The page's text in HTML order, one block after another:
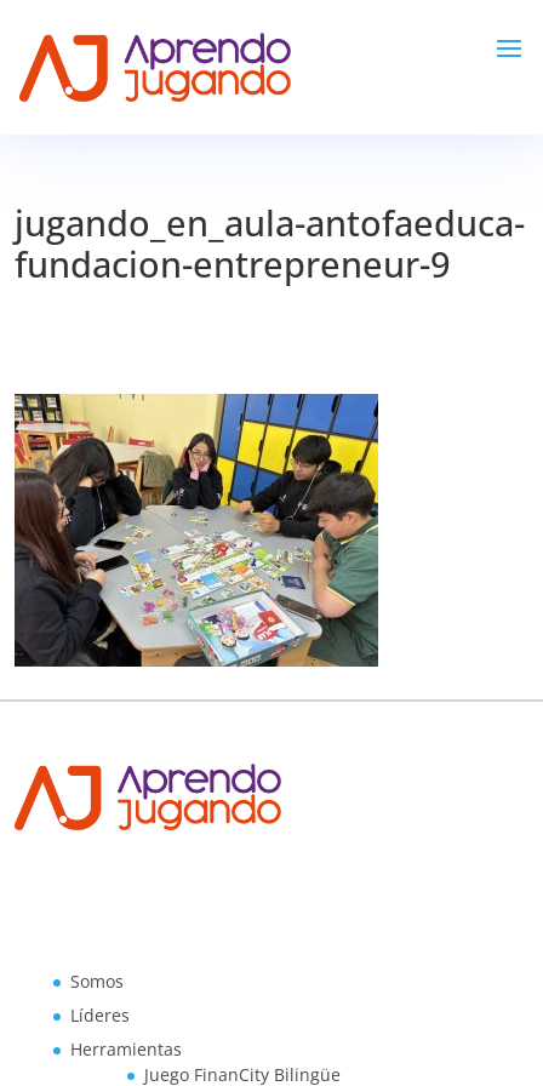
jugando_en_aula-antofaeduca-
fundacion-entrepreneur-9
Somos
Líderes
Herramientas
Juego FinanCity Bilingüe